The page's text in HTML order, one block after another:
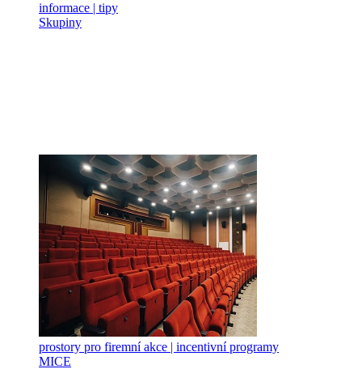
informace | tipy
Skupiny
prostory pro firemní akce | incentivní programy
MICE